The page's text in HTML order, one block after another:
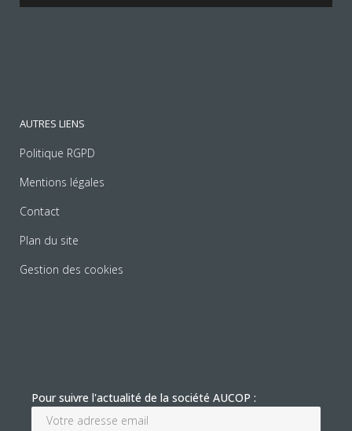
AUTRES LIENS
Politique RGPD
Mentions légales
Contact
Plan du site
Gestion des cookies
Pour suivre l'actualité de la société AUCOP :